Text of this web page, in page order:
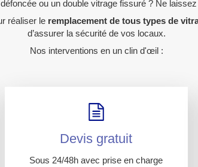
ou un double vitrage fissuré ? Ne
réaliser le remplacement de tous types de
d’assurer la sécurité de vos locaux.
Nos interventions en un clin d'œil :
Devis gratuit
Sous 24/48h avec prise en charge